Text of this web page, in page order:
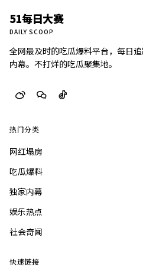
51每日大赛
DAILY SCOOP
全网最及时的吃瓜爆料平台，每日
内幕。不打烊的吃瓜聚集地。
热门分类
网红塌房
吃瓜爆料
独家内幕
娱乐热点
社会奇闻
快速链接